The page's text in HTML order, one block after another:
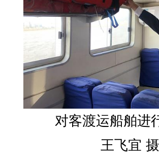
对客渡运船舶进
王飞宜 摄